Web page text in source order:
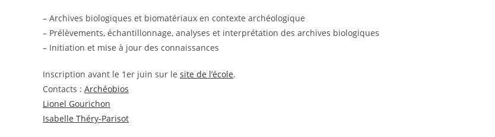
– Archives biologiques et biomatériaux en contexte archéologique
– Prélèvements, échantillonnage, analyses et interprétation des archives biologiques
– Initiation et mise à jour des connaissances
Inscription avant le 1er juin sur le site de l’école.
Contacts : Archéobios
Lionel Gourichon
Isabelle Théry-Parisot